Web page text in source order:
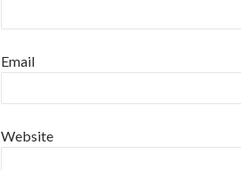
Email
Website